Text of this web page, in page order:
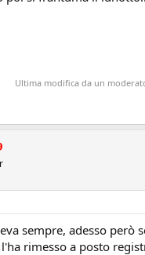
Ultima modifica da un
sempre, adesso però
rimesso a posto